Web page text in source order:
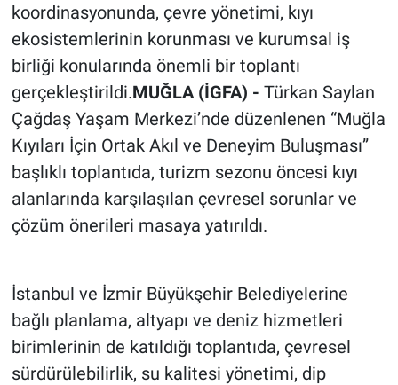
koordinasyonunda, çevre yönetimi, kıyı
ekosistemlerinin korunması ve kurumsal iş
birliği konularında önemli bir toplantı
gerçekleştirildi.MUĞLA (İGFA) - Türkan Saylan
Çağdaş Yaşam Merkezi’nde düzenlenen “Muğla
Kıyıları İçin Ortak Akıl ve Deneyim Buluşması”
başlıklı toplantıda, turizm sezonu öncesi kıyı
alanlarında karşılaşılan çevresel sorunlar ve
çözüm önerileri masaya yatırıldı.
İstanbul ve İzmir Büyükşehir Belediyelerine
bağlı planlama, altyapı ve deniz hizmetleri
birimlerinin de katıldığı toplantıda, çevresel
sürdürülebilirlik, su kalitesi yönetimi, dip